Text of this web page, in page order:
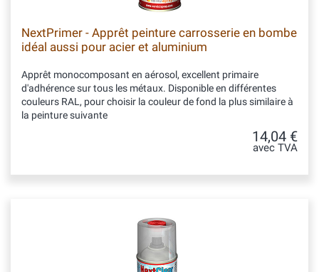
NextPrimer - Apprêt peinture carrosserie en bombe
idéal aussi pour acier et aluminium
Apprêt monocomposant en aérosol, excellent primaire
d'adhérence sur tous les métaux. Disponible en différentes
couleurs RAL, pour choisir la couleur de fond la plus similaire à
la peinture suivante
14,04 €
avec TVA